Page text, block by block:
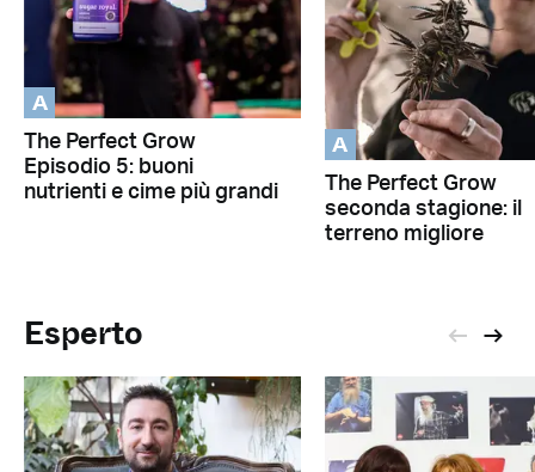
A
The Perfect Grow
Episodio 5: buoni
nutrienti e cime più grandi
A
The Perfect Grow
seconda stagione: il
terreno migliore
Esperto